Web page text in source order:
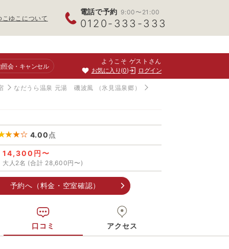
こゆこについて
電話で予約 9:00〜21:00
0120-333-333
照会・キャンセル
ようこそ ゲストさん
お気に入り 0 ログイン
なだうら温泉 元湯 磯波風 （氷見温泉郷）
4.00 点
14,300円〜
大人2名 (合計 28,600円〜)
予約へ（料金・空室確認）
口コミ アクセス